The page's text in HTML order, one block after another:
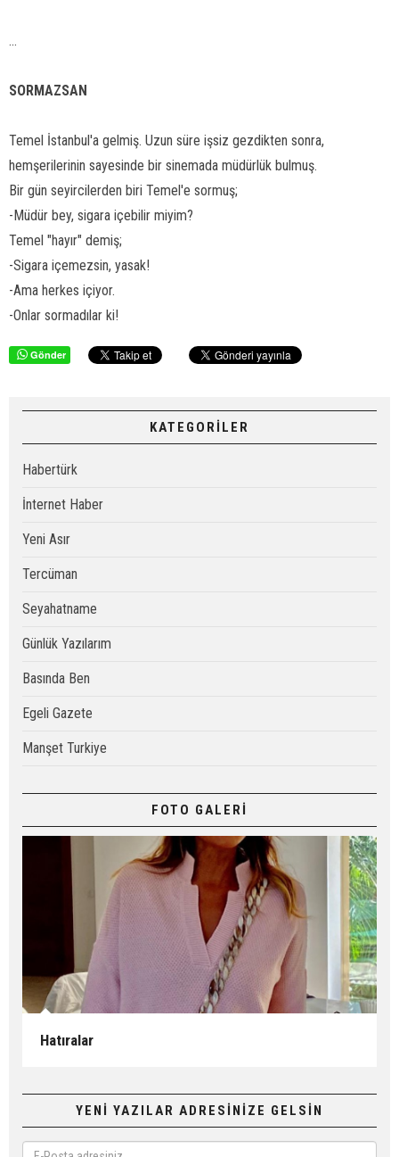
...
SORMAZSAN
Temel İstanbul'a gelmiş. Uzun süre işsiz gezdikten sonra,
hemşerilerinin sayesinde bir sinemada müdürlük bulmuş.
Bir gün seyircilerden biri Temel'e sormuş;
-Müdür bey, sigara içebilir miyim?
Temel "hayır" demiş;
-Sigara içemezsin, yasak!
-Ama herkes içiyor.
-Onlar sormadılar ki!
Gönder
KATEGORİLER
Habertürk
İnternet Haber
Yeni Asır
Tercüman
Seyahatname
Günlük Yazılarım
Basında Ben
Egeli Gazete
Manşet Turkiye
FOTO GALERİ
Hatıralar
YENİ YAZILAR ADRESİNİZE GELSİN